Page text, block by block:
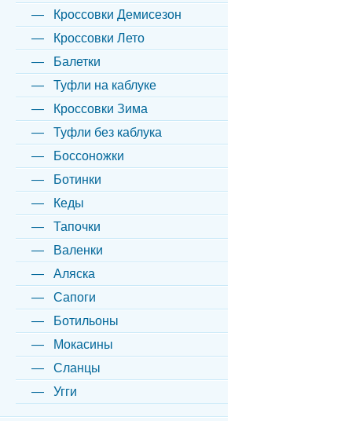
Кроссовки Демисезон
Кроссовки Лето
Балетки
Туфли на каблуке
Кроссовки Зима
Туфли без каблука
Боссоножки
Ботинки
Кеды
Тапочки
Валенки
Аляска
Сапоги
Ботильоны
Мокасины
Сланцы
Угги